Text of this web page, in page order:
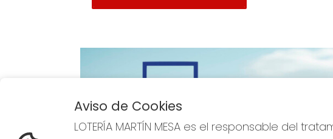
Imagen anterior
Aviso de Cookies
LOTERÍA MARTÍN MESA es el responsable del